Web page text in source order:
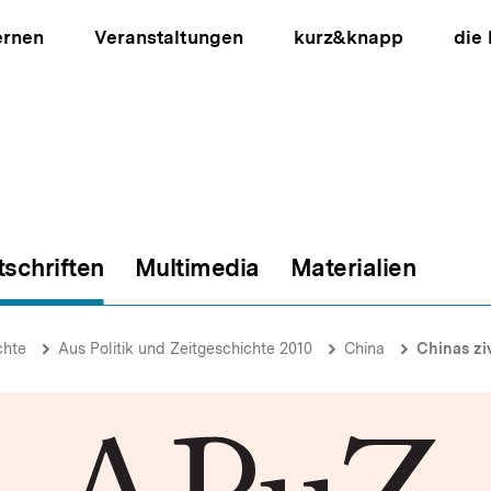
Veranstaltungen kurz&knapp die
Multimedia Materialien
Aus Politik und Zeitgeschichte 2010 China Chinas